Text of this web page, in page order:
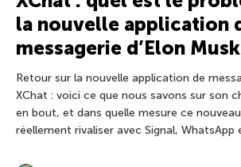
la nouvelle application
messagerie d’Elon
Retour sur la nouvelle application de
XChat : voici ce que nous savons sur son
en bout, et dans quelle mesure ce
réellement rivaliser avec Signal, WhatsApp